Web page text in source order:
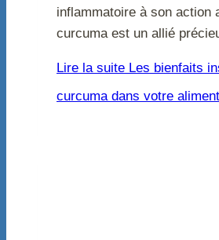
inflammatoire à son action
curcuma est un allié
Lire la suite Les bienfaits
curcuma dans votre